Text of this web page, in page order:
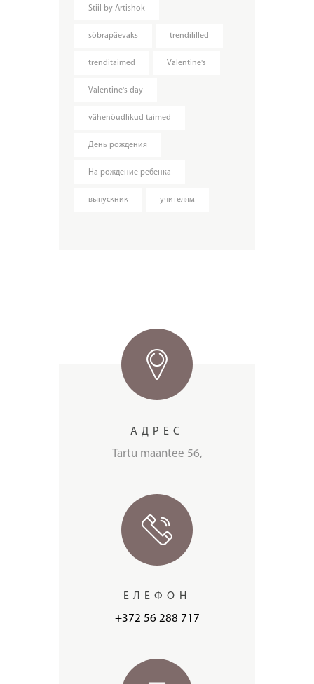
Stiil by Artishok
sõbrapäevaks trendililled
trenditaimed Valentine's
Valentine's day
vähenõudlikud taimed
День рождения
На рождение ребенка
выпускник учителям
АДРЕС
Tartu maantee 56,
ЕЛЕФОН
+372 56 288 717